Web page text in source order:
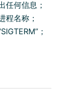
任何信息；
程名称；
；